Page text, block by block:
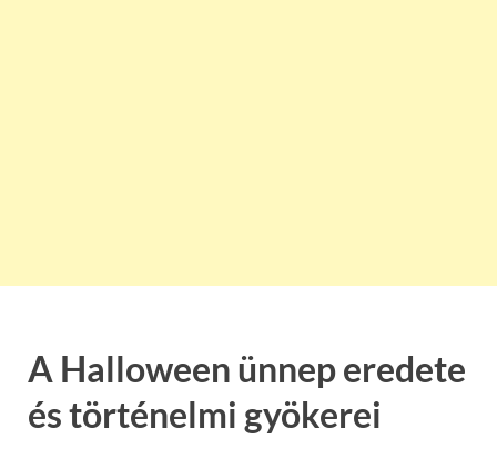
A Halloween ünnep eredete
és történelmi gyökerei